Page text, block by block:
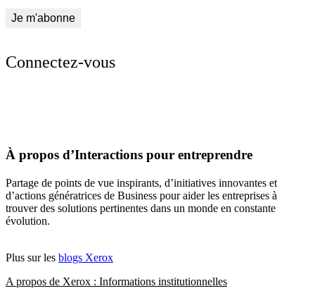
Connectez-vous
À propos d’Interactions pour entreprendre
Partage de points de vue inspirants, d’initiatives innovantes et
d’actions génératrices de Business pour aider les entreprises à
trouver des solutions pertinentes dans un monde en constante
évolution.
Plus sur les blogs Xerox
A propos de Xerox : Informations institutionnelles